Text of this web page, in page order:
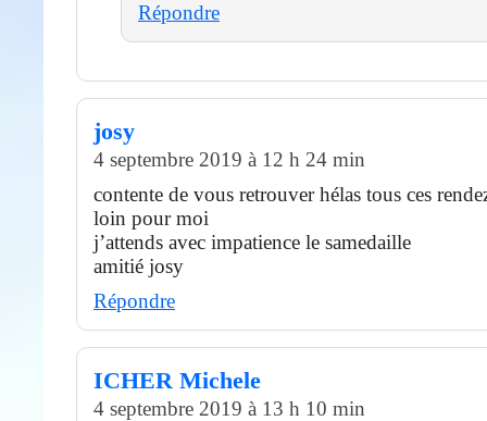
Répondre
josy
4 septembre 2019 à 12 h 24 min
contente de vous retrouver hélas tous ces
loin pour moi
j’attends avec impatience le samedaille
amitié josy
Répondre
ICHER Michele
4 septembre 2019 à 13 h 10 min